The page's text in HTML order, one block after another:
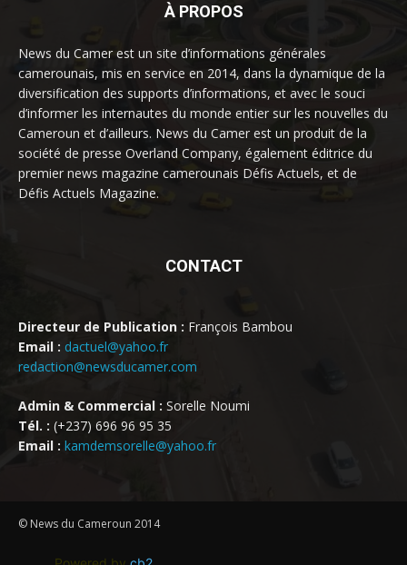
À PROPOS
News du Camer est un site d’informations générales
camerounais, mis en service en 2014, dans la dynamique de la
diversification des supports d’informations, et avec le souci
d’informer les internautes du monde entier sur les nouvelles du
Cameroun et d’ailleurs. News du Camer est un produit de la
société de presse Overland Company, également éditrice du
premier news magazine camerounais Défis Actuels, et de
Défis Actuels Magazine.
CONTACT
Directeur de Publication : François Bambou
Email : dactuel@yahoo.fr
redaction@newsducamer.com
Admin & Commercial : Sorelle Noumi
Tél. : (+237) 696 96 95 35
Email : kamdemsorelle@yahoo.fr
© News du Cameroun 2014